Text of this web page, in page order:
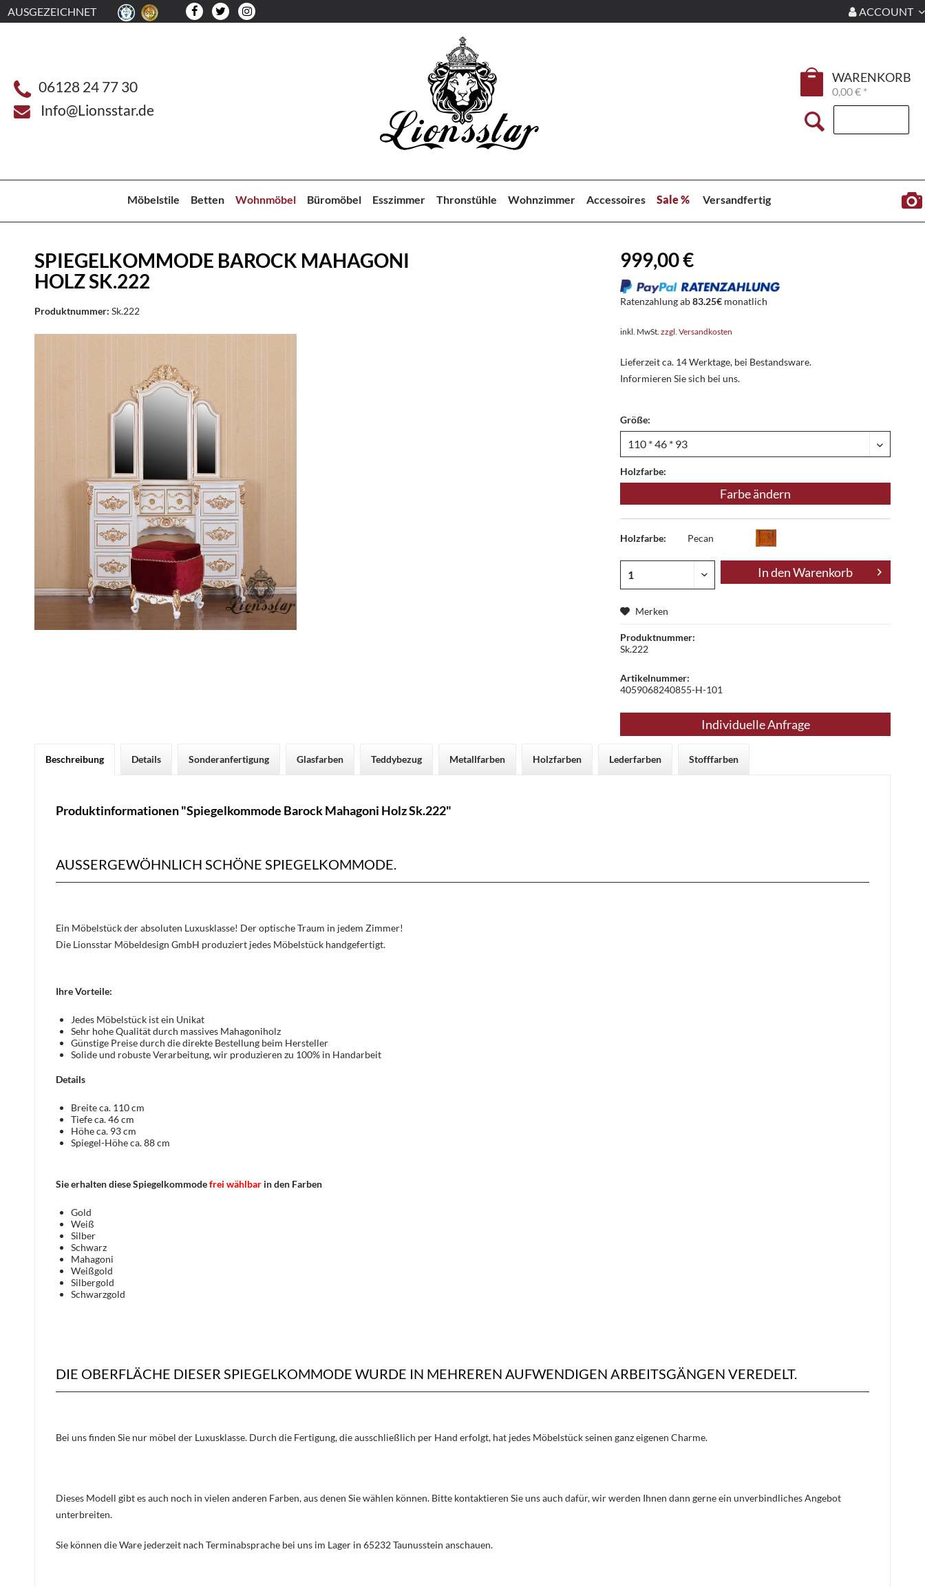
AUSGEZEICHNET ACCOUNT
06128 24 77 30
Info@Lionsstar.de
WARENKORB
0,00 € *
Möbelstile Betten Wohnmöbel Büromöbel Esszimmer Thronstühle Wohnzimmer Accessoires Sale % Versandfertig
SPIEGELKOMMODE BAROCK MAHAGONI
HOLZ SK.222
Produktnummer: Sk.222
999,00 €
Ratenzahlung ab83.25€ monatlich
inkl. MwSt.zzgl. Versandkosten
Lieferzeit ca. 14 Werktage, bei Bestandsware.
Informieren Sie sich bei uns.
Größe:
Holzfarbe:
Farbe ändern
Holzfarbe: Pecan
In denWarenkorb
Merken
Produktnummer:
Sk.222
Artikelnummer:
4059068240855-H-101
Individuelle Anfrage
Beschreibung Details Sonderanfertigung Glasfarben Teddybezug Metallfarben Holzfarben Lederfarben Stofffarben
Produktinformationen "Spiegelkommode Barock Mahagoni Holz Sk.222"
AUSSERGEWÖHNLICH SCHÖNE SPIEGELKOMMODE.
Ein Möbelstück der absoluten Luxusklasse! Der optische Traum in jedem Zimmer!
Die Lionsstar Möbeldesign GmbH produziert jedes Möbelstück handgefertigt.
Ihre Vorteile:
Jedes Möbelstück ist ein Unikat
Sehr hohe Qualität durch massives Mahagoniholz
Günstige Preise durch die direkte Bestellung beim Hersteller
Solide und robuste Verarbeitung, wir produzieren zu 100% in Handarbeit
Details
Breite ca. 110 cm
Tiefe ca. 46 cm
Höhe ca. 93 cm
Spiegel-Höhe ca. 88 cm
Sie erhalten diese Spiegelkommodefrei wählbar in den Farben
Gold
Weiß
Silber
Schwarz
Mahagoni
Weißgold
Silbergold
Schwarzgold
DIE OBERFLÄCHE DIESER SPIEGELKOMMODE WURDE IN MEHREREN AUFWENDIGEN ARBEITSGÄNGEN VEREDELT.
Bei uns finden Sie nur möbel der Luxusklasse. Durch die Fertigung, die ausschließlich per Hand erfolgt, hat jedes Möbelstück seinen ganz eigenen Charme.
Dieses Modell gibt es auch noch in vielen anderen Farben, aus denen Sie wählen können. Bitte kontaktieren Sie uns auch dafür, wir werden Ihnen dann gerne ein unverbindliches Angebot
unterbreiten.
Sie können die Ware jederzeit nach Terminabsprache bei uns im Lager in 65232 Taunusstein anschauen.